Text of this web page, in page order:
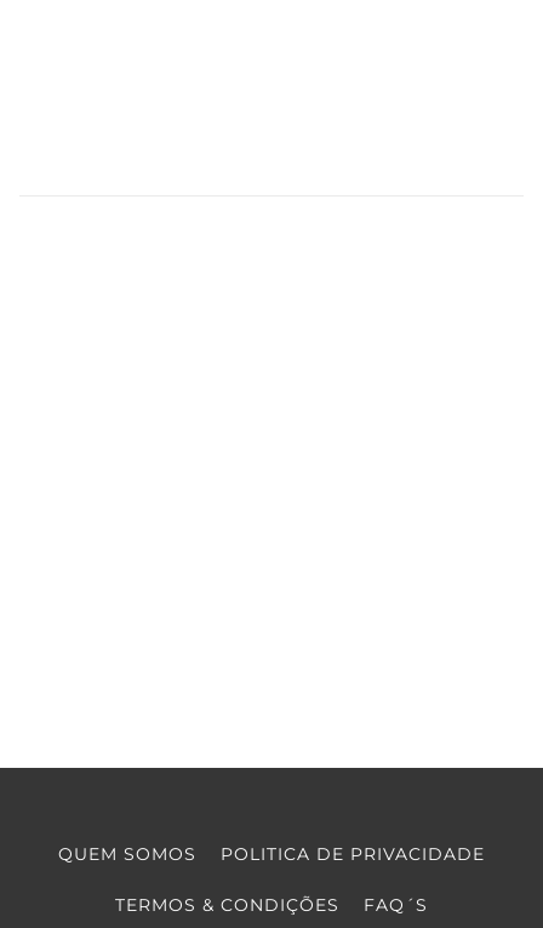
QUEM SOMOS POLITICA DE PRIVACIDADE
TERMOS & CONDIÇÕES FAQ´S